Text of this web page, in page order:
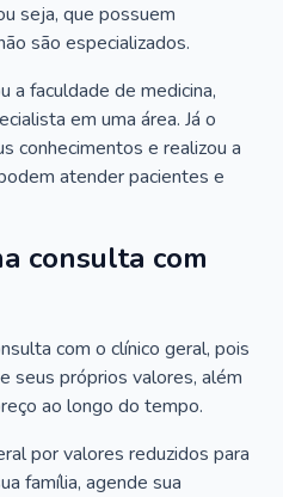
seja, que possuem
são especializados.
a faculdade de medicina,
em uma área. Já o
conhecimentos e realizou a
atender pacientes e
consulta com
com o clínico geral, pois
seus próprios valores, além
ao longo do tempo.
por valores reduzidos para
família, agende sua